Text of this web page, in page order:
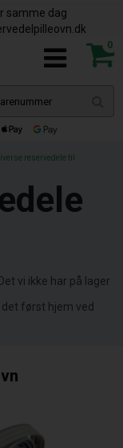
samme dag
0
reservedele til
vi ikke har på lager
først hjem ved